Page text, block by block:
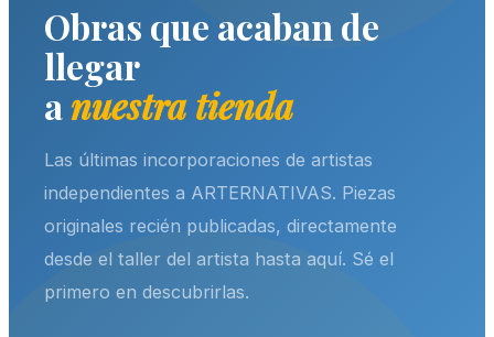
Obras que acaban de
llegar
anuestra tienda
Las últimas incorporaciones de artistas
independientes a ARTERNATIVAS. Piezas
originales recién publicadas, directamente
desde el taller del artista hasta aquí. Sé el
primero en descubrirlas.